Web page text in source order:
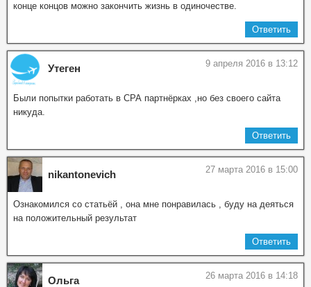
конце концов можно закончить жизнь в одиночестве.
Ответить
Утеген 9 апреля 2016 в 13:12
Были попытки работать в СРА партнёрках ,но без своего сайта
никуда.
Ответить
nikantonevich 27 марта 2016 в 15:00
Ознакомился со статьёй , она мне понравилась , буду на деяться
на положительный результат
Ответить
Ольга 26 марта 2016 в 14:18